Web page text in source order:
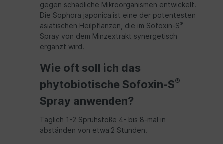
gegen schädliche Mikroorganismen entwickelt.
Die Sophora japonica ist eine der potentesten
asiatischen Heilpflanzen, die im Sofoxin-S®
Spray von dem Minzextrakt synergetisch
ergänzt wird.
Wie oft soll ich das
phytobiotische Sofoxin-S®
Spray anwenden?
Täglich 1-2 Sprühstöße 4- bis 8-mal in
abständen von etwa 2 Stunden.